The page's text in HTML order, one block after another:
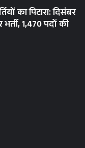
का पिटारा: दिसंबर
1,470 पदों की